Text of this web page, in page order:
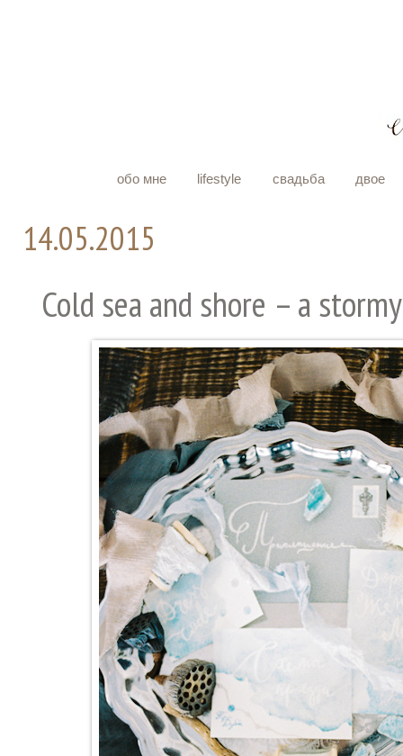
обо мне lifestyle свадьба двое
14.05.2015
Cold sea and shore – a